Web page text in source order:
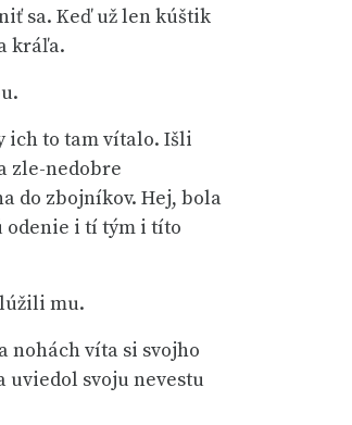
sa. Keď už len kúštik
kráľa.
ich to tam vítalo. Išli
zle-nedobre
do zbojníkov. Hej, bola
odenie i tí tým i títo
mu.
nohách víta si svojho
uviedol svoju nevestu